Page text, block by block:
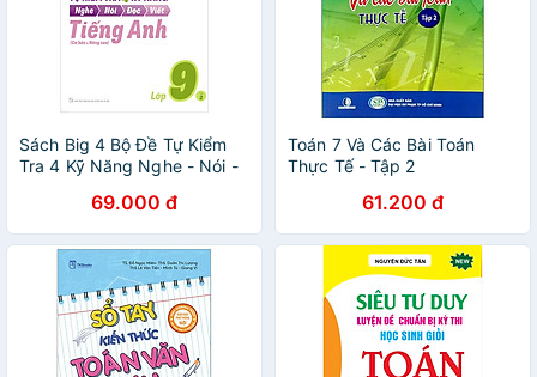
Sách Big 4 Bộ Đề Tự Kiểm
Tra 4 Kỹ Năng Nghe - Nói -
Cao) Tiếng Anh Lớp 9 Tập 2
69.000 đ
Toán 7 Và Các Bài Toán
Thực Tế - Tập 2
61.200 đ